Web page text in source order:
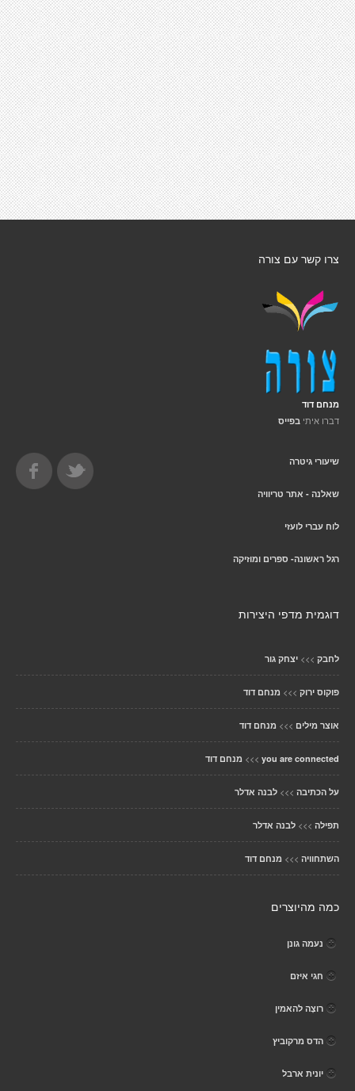
צרו קשר עם צורה
מנחם דוד
דברו איתי בפייס
שיעורי גיטרה
שאלנה - אתר טריוויה
לוח עברי לועזי
רגל ראשונה- ספרים ומוזיקה
דוגמית מדפי היצירות
לחבק >>> יצחק גור
פוקוס ירוק >>> מנחם דוד
אוצר מילים >>> מנחם דוד
you are connected
>>> מנחם דוד
על הכתיבה >>> לבנה אדלר
תפילה >>> לבנה אדלר
השתחוויה >>> מנחם דוד
כמה מהיוצרים
נעמה גונן
חגי איזם
רוצָה להאמין
הדס מרקוביץ
יונית ארבל